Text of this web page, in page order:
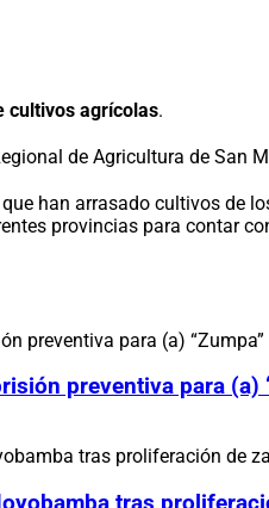
cultivos agrícolas.
de Agricultura de San
han arrasado cultivos de
provincias para contar
preventiva para (a)